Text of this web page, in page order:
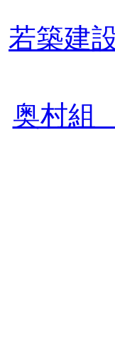
若築建
奥村